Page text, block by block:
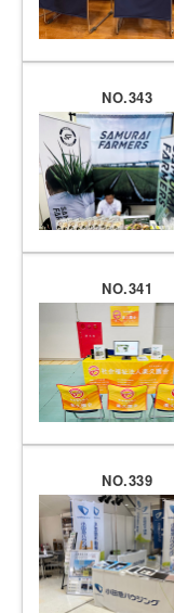
NO.343
NO.341
NO.339